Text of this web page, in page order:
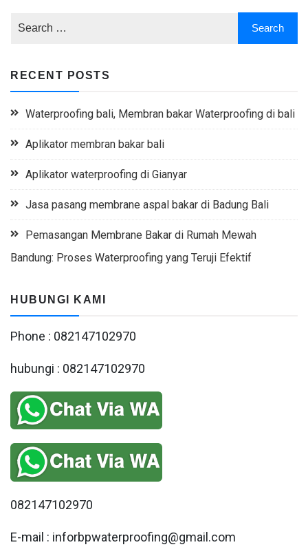
RECENT POSTS
Waterproofing bali, Membran bakar Waterproofing di bali
Aplikator membran bakar bali
Aplikator waterproofing di Gianyar
Jasa pasang membrane aspal bakar di Badung Bali
Pemasangan Membrane Bakar di Rumah Mewah
Bandung: Proses Waterproofing yang Teruji Efektif
HUBUNGI KAMI
Phone : 082147102970
hubungi : 082147102970
082147102970
E-mail : inforbpwaterproofing@gmail.com